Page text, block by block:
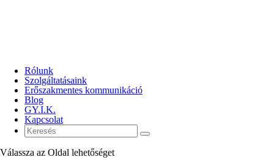
Rólunk
Szolgáltatásaink
Erőszakmentes kommunikáció
Blog
GY.I.K.
Kapcsolat
Válassza az Oldal lehetőséget